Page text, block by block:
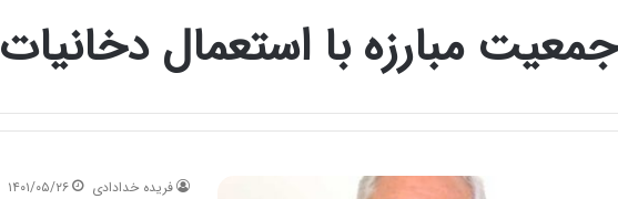
جمعیت مبارزه با استعمال دخانیات
فریده خدادادی ۱۴۰۱/۰۵/۲۶